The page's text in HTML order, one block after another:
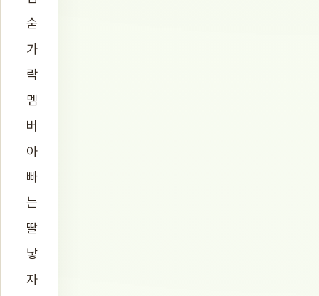
숟
가
락
멤
버
아
빠
는
딸
낳
자